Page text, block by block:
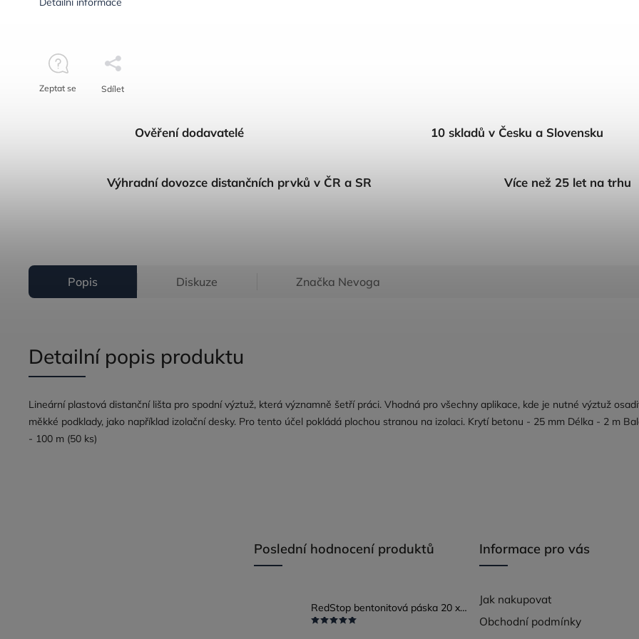
Zeptat se Sdílet
Ověření dodavatelé 10 skladů v Česku a Slovensku
Výhradní dovozce distančních prvků v ČR a SR Více než 25 let na trhu
Popis Diskuze Značka Nevoga
Detailní popis produktu
Lineární plastová distanční lišta pro spodní výztuž, která významně šetří práci. Vhodná pro všechny aplikace, kde je nutné výztuž
měkké podklady, jako například izolační desky. Pro tento účel pokládá plochou stranou na izolaci. Krytí betonu - 25 mm Délka - 2 m
- 100 m (50 ks)
Poslední hodnocení produktů
RedStop bentonitová páska 20 x 25
Informace pro vás
Jak nakupovat
Obchodní podmínky